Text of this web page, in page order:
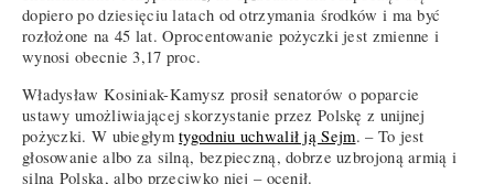
dopiero po dziesięciu latach od otrzymania środków i ma być
rozłożone na 45 lat. Oprocentowanie pożyczki jest zmienne i
wynosi obecnie 3,17 proc.
Władysław Kosiniak-Kamysz prosił senatorów o poparcie
ustawy umożliwiającej skorzystanie przez Polskę z unijnej
pożyczki. W ubiegłymtygodniu uchwalił ją Sejm. – To jest
głosowanie albo za silną, bezpieczną, dobrze uzbrojoną armią i
silną Polską, albo przeciwko niej – ocenił.